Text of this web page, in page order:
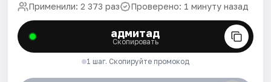
Применили: 2 373 раз Проверено: 1 минуту назад
адмитад
Скопировать
1 шаг. Скопируйте промокод